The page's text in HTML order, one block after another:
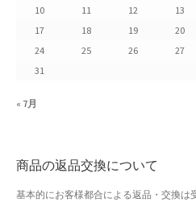
10
11 12 13
17
18 19 20
24
25 26 27
31
« 7月
商品の返品交換について
基本的にお客様都合による返品・交換は